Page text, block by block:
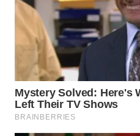
WAHANA
LISTRIK
WAHANA
TRAVEL
WAHANA
TV